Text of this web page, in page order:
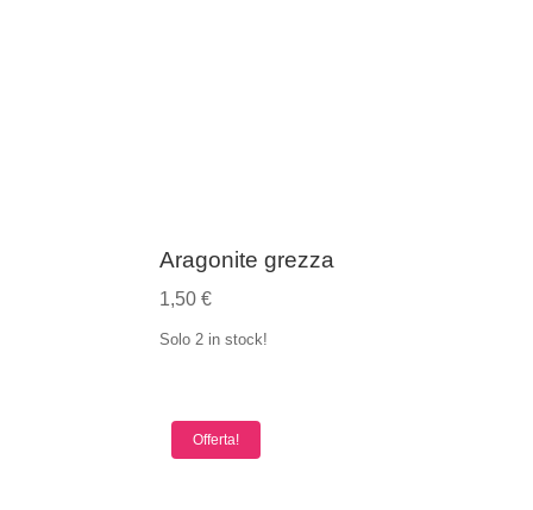
Aragonite grezza
1,50€
Solo 2 in stock!
Offerta!